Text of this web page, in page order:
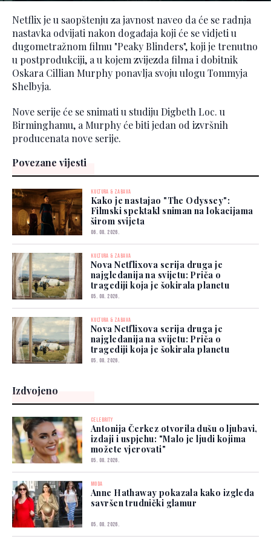
Netflix je u saopštenju za javnost naveo da će se radnja
nastavka odvijati nakon događaja koji će se vidjeti u
dugometražnom filmu "Peaky Blinders", koji je trenutno
u postprodukciji, a u kojem zvijezda filma i dobitnik
Oskara Cillian Murphy ponavlja svoju ulogu Tommyja
Shelbyja.
Nove serije će se snimati u studiju Digbeth Loc. u
Birminghamu, a Murphy će biti jedan od izvršnih
producenata nove serije.
Povezane vijesti
KULTURA & ZABAVA
Kako je nastajao "The Odyssey":
Filmski spektakl sniman na lokacijama
širom svijeta
06. 08. 2026.
KULTURA & ZABAVA
Nova Netflixova serija druga je
najgledanija na svijetu: Priča o
tragediji koja je šokirala planetu
05. 08. 2026.
KULTURA & ZABAVA
Nova Netflixova serija druga je
najgledanija na svijetu: Priča o
tragediji koja je šokirala planetu
05. 08. 2026.
Izdvojeno
CELEBRITY
Antonija Čerkez otvorila dušu o ljubavi,
izdaji i uspjehu: "Malo je ljudi kojima
možete vjerovati"
05. 08. 2026.
MODA
Anne Hathaway pokazala kako izgleda
savršen trudnički glamur
05. 08. 2026.